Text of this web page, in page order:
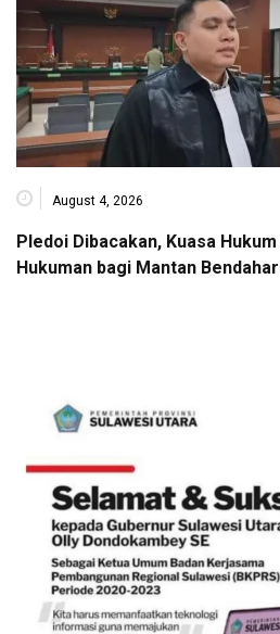
August 4, 2026
Pledoi Dibacakan, Kuasa
Hukuman bagi Mantan